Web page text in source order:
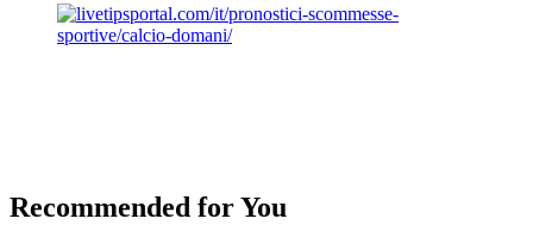
Recommended for You